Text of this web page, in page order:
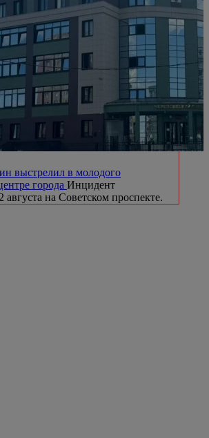
выстрелил в молодого
города Инцидент
августа на Советском проспекте.